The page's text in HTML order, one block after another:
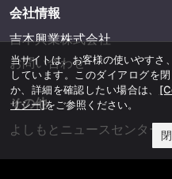
会社情報
吉本興業株式会社
お問い合わせ
その他
よしもとニュースセンター
当サイトは、お客様の使いやす
しています。このダイアログを
か、詳細を確認したい場合は、
リシー]をご参照ください。